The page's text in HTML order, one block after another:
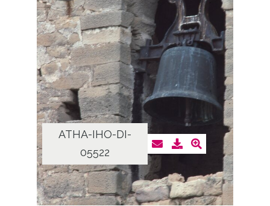
ATHA-IHO-DI-
05522